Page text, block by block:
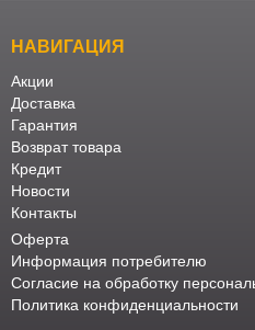
НАВИГАЦИЯ
Акции
Доставка
Гарантия
Возврат товара
Кредит
Новости
Контакты
Оферта
Информация потребителю
Согласие на обработку
Политика конфиденциальности